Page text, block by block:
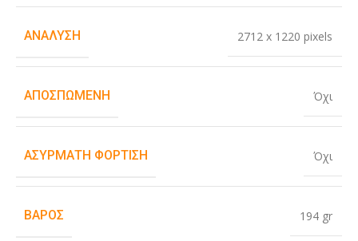
ΑΝΆΛΥΣΗ 2712 x 1220 pixels
ΑΠΟΣΠΏΜΕΝΗ Όχι
ΑΣΎΡΜΑΤΗ ΦΌΡΤΙΣΗ Όχι
ΒΆΡΟΣ 194 gr